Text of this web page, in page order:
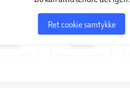
alle dine systemer, der
telefoner og tablets, der
Ret cookie samtykke